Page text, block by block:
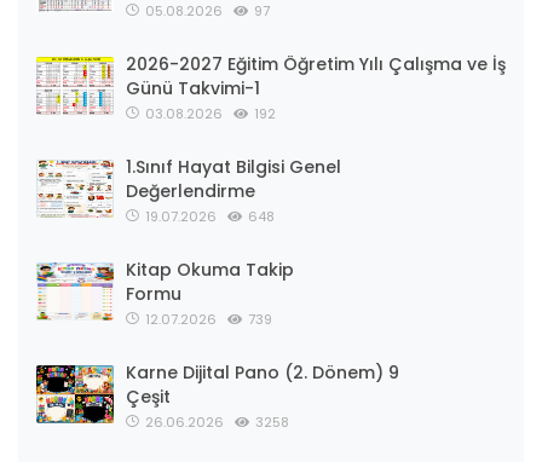
05.08.2026 97
2026-2027 Eğitim Öğretim Yılı Çalışma ve İş
Günü Takvimi-1
03.08.2026 192
1.Sınıf Hayat Bilgisi Genel
Değerlendirme
19.07.2026 648
Kitap Okuma Takip
Formu
12.07.2026 739
Karne Dijital Pano (2. Dönem) 9
Çeşit
26.06.2026 3258